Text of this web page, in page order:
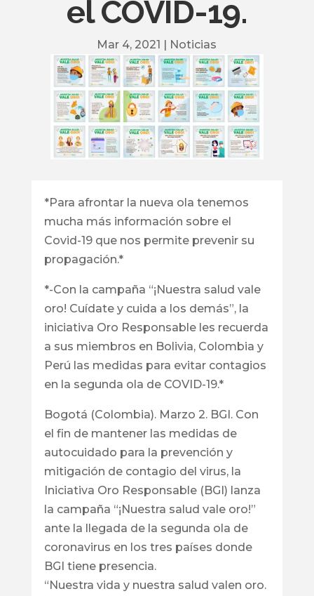
el COVID-19.
Mar 4, 2021 | Noticias
*Para afrontar la nueva ola tenemos
mucha más información sobre el
Covid-19 que nos permite prevenir su
propagación.*
*-Con la campaña “¡Nuestra salud vale
oro! Cuídate y cuida a los demás”, la
iniciativa Oro Responsable les recuerda
a sus miembros en Bolivia, Colombia y
Perú las medidas para evitar contagios
en la segunda ola de COVID-19.*
Bogotá (Colombia). Marzo 2. BGI. Con
el fin de mantener las medidas de
autocuidado para la prevención y
mitigación de contagio del virus, la
Iniciativa Oro Responsable (BGI) lanza
la campaña “¡Nuestra salud vale oro!”
ante la llegada de la segunda ola de
coronavirus en los tres países donde
BGI tiene presencia.
“Nuestra vida y nuestra salud valen oro.